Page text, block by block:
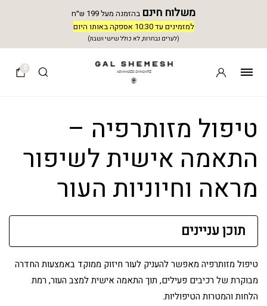
משלוח חינם בהזמנה מעל 199 ש״ח
למזמינים עד 10:30 אספקה באותו היום
(לערים נבחרות, לא כולל שישי ושבת)
0
טיפול מזותרפיה –
התאמה אישית לשיפור
מראה וחיוניות העור
תוכן עניינים
טיפול מזותרפיה מאפשר להעניק לעור חיזוק ממוקד באמצעות החדרה
מבוקרת של רכיבים פעילים, תוך התאמה אישית למצב העור, רמת
הלחות והמטרות הטיפוליות.